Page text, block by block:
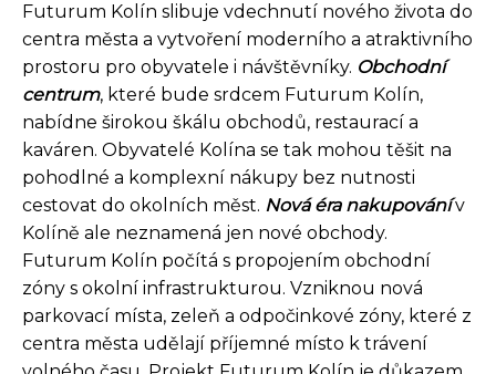
Futurum Kolín slibuje vdechnutí nového života do
centra města a vytvoření moderního a atraktivního
prostoru pro obyvatele i návštěvníky. Obchodní
centrum, které bude srdcem Futurum Kolín,
nabídne širokou škálu obchodů, restaurací a
kaváren. Obyvatelé Kolína se tak mohou těšit na
pohodlné a komplexní nákupy bez nutnosti
cestovat do okolních měst. Nová éra nakupovánív
Kolíně ale neznamená jen nové obchody.
Futurum Kolín počítá s propojením obchodní
zóny s okolní infrastrukturou. Vzniknou nová
parkovací místa, zeleň a odpočinkové zóny, které z
centra města udělají příjemné místo k trávení